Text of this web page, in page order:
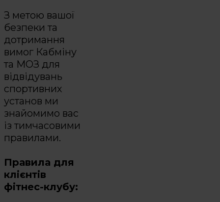
З метою вашої
безпеки та
дотримання
вимог Кабміну
та МОЗ для
відвідувань
спортивних
установ ми
знайомимо вас
із тимчасовими
правилами.
Правила для
клієнтів
фітнес-клубу: